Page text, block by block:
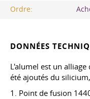
Ordre:
DONNÉES
L'alumel est un
été ajoutés du
1. Point de fusion